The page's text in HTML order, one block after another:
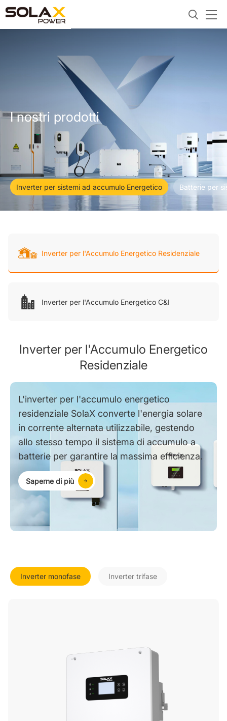
I nostri prodotti
Inverter per sistemi ad accumulo Energetico Batterie per
Inverter per l'Accumulo Energetico Residenziale
Inverter per l'Accumulo Energetico C&I
Inverter per l'Accumulo Energetico
Residenziale
L'inverter per l'accumulo energetico
residenziale SolaX converte l'energia solare
in corrente alternata utilizzabile, gestendo
allo stesso tempo il sistema di accumulo a
batterie per garantire la massima efficienza.
Saperne di più
Inverter monofase Inverter trifase